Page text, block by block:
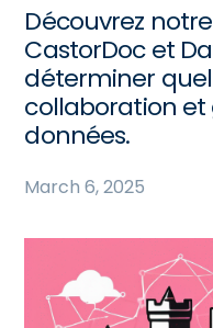
Découvrez
CastorDoc et
déterminer
collaboration
données.
March 6, 2025